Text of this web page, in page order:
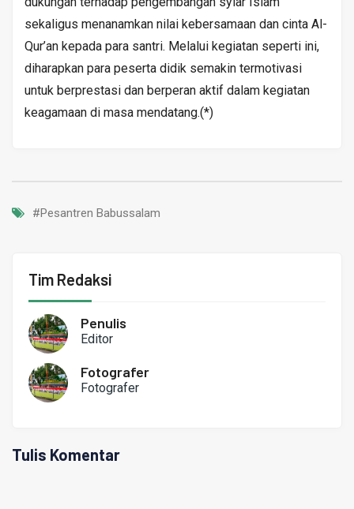
sekaligus menanamkan nilai kebersamaan dan cinta Al-
Qur’an kepada para santri. Melalui kegiatan seperti ini,
diharapkan para peserta didik semakin termotivasi
untuk berprestasi dan berperan aktif dalam kegiatan
keagamaan di masa mendatang.(*)
#Pesantren Babussalam
Tim Redaksi
Penulis
Editor
Fotografer
Fotografer
Tulis Komentar